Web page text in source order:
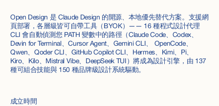
Open Design 是 Claude Design 的開源、本地優先替代方案。支援網
頁部署，各層級皆可自帶工具（BYOK）—— 16 種程式設計代理
CLI 會自動偵測您 PATH 變數中的路徑（Claude Code、Codex、
Devin for Terminal、Cursor Agent、Gemini CLI、 OpenCode、
Qwen、Qoder CLI、GitHub Copilot CLI、Hermes、Kimi、Pi、
Kiro、Kilo、Mistral Vibe、DeepSeek TUI）將成為設計引擎，由 137
種可組合技能與 150 種品牌級設計系統驅動。
成立時間